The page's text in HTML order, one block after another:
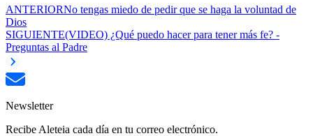
ANTERIORNo tengas miedo de pedir que se haga la voluntad de
Dios
SIGUIENTE(VIDEO) ¿Qué puedo hacer para tener más fe? -
Preguntas al Padre
Newsletter
Recibe Aleteia cada día en tu correo electrónico.